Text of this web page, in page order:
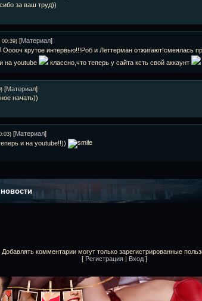
за ваш труд))
00:39) [Материал]
Ооооч крутое интервью!!!Роб и Леттерман отжигают!смеялась
на youtube
классно,что теперь у сайта ксть свой аккаунт
[Материал]
начать))
[Материал]
и на youtube!!))
Добавлять комментарии могут только зарегистрированные
[ Регистрация | Вход ]